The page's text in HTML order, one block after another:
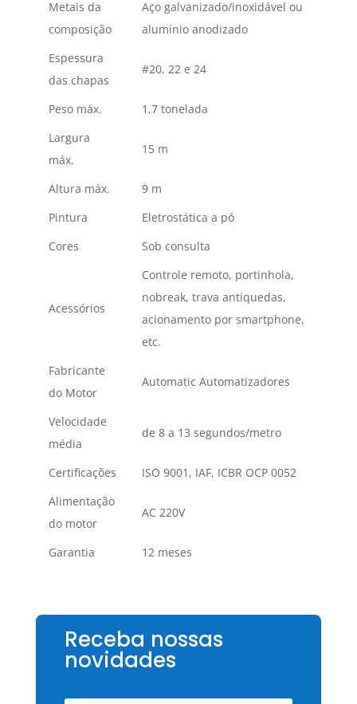
Metais da
composição
Aço galvanizado/inoxidável ou
alumínio anodizado
Espessura
das chapas
#20, 22 e 24
Peso máx.
1,7 tonelada
Largura
máx.
15 m
Altura máx.
9 m
Pintura
Eletrostática a pó
Cores
Sob consulta
Acessórios
Controle remoto, portinhola,
nobreak, trava antiquedas,
acionamento por smartphone,
etc.
Fabricante
do Motor
Automatic Automatizadores
Velocidade
média
de 8 a 13 segundos/metro
Certificações
ISO 9001, IAF, ICBR OCP 0052
Alimentação
do motor
AC 220V
Garantia 12 meses
Receba nossas
novidades